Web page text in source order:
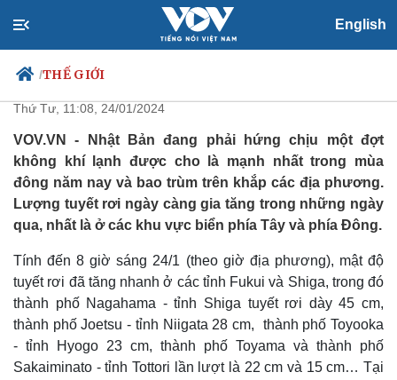
English
/THẾ GIỚI
Chính trị
Đảng
Tổ chức nhân sự
Quốc hội
Xã hội
Tin 24h
Dự báo thời tiết
Giáo dục
Việc làm
Biển đảo
Nhật Bản hứng chịu đợt không
khí lạnh nhất trong mùa đông
Thứ Tư, 11:08, 24/01/2024
VOV.VN - Nhật Bản đang phải hứng chịu một đợt
không khí lạnh được cho là mạnh nhất trong mùa
đông năm nay và bao trùm trên khắp các địa phương.
Lượng tuyết rơi ngày càng gia tăng trong những ngày
qua, nhất là ở các khu vực biển phía Tây và phía Đông.
Tính đến 8 giờ sáng 24/1 (theo giờ địa phương), mật độ
tuyết rơi đã tăng nhanh ở các tỉnh Fukui và Shiga, trong đó
thành phố Nagahama - tỉnh Shiga tuyết rơi dày 45 cm,
thành phố Joetsu - tỉnh Niigata 28 cm, thành phố Toyooka
- tỉnh Hyogo 23 cm, thành phố Toyama và thành phố
Sakaiminato - tỉnh Tottori lần lượt là 22 cm và 15 cm… Tại